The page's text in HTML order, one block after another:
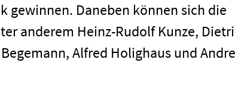
gewinnen. Daneben können sich die
anderem Heinz-Rudolf Kunze,
Alfred Holighaus und